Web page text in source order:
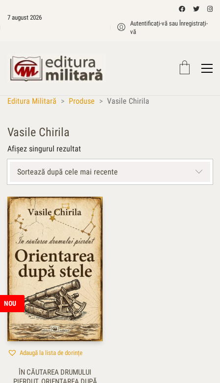
7 august 2026
Autentificați-vă sau Înregistrați-
vă
Editura Militară > Produse > Vasile Chirila
Vasile Chirila
Afișez singurul rezultat
Sortează după cele mai recente
NOU
Adaugă la lista de dorințe
ÎN CĂUTAREA DRUMULUI